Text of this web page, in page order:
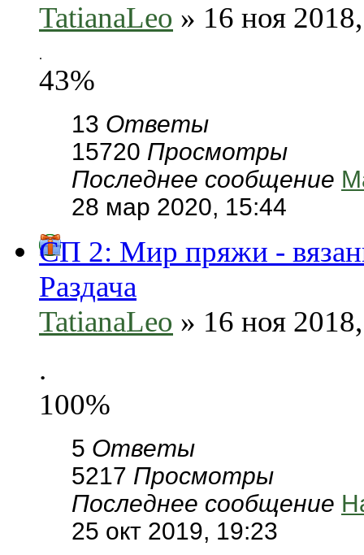
TatianaLeo » 16 ноя
.
43%
13 Ответы
15720 Просмотры
Последнее сообщение
28 мар 2020, 15:44
СП 2: Мир пряжи -
Раздача
TatianaLeo » 16 ноя
.
100%
5 Ответы
5217 Просмотры
Последнее сообщение
25 окт 2019, 19:23